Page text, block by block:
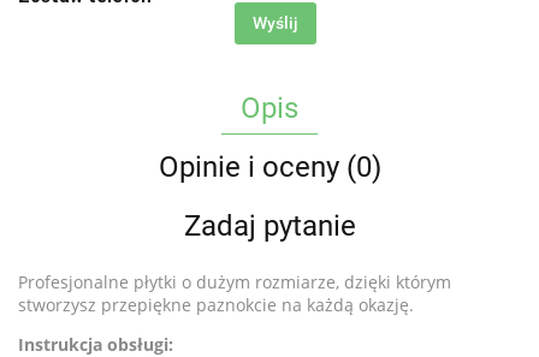
Wyślij
Opis
Opinie i oceny (0)
Zadaj pytanie
Profesjonalne płytki o dużym rozmiarze, dzięki którym
stworzysz przepiękne paznokcie na każdą okazję.
Instrukcja obsługi: